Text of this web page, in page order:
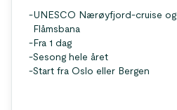
-UNESCO Nærøyfjord-cruise og
Flåmsbana
- Fra 1 dag
-Sesong hele året
-Start fra Oslo eller Bergen